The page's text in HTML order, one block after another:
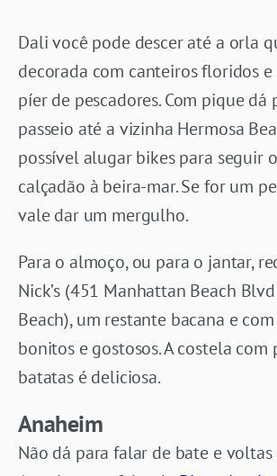
Dali você pode descer até a orla
decorada com canteiros floridos e
píer de pescadores. Com pique dá
passeio até a vizinha Hermosa
possível alugar bikes para seguir
calçadão à beira-mar. Se for um
vale dar um mergulho.
Para o almoço, ou para o jantar,
Nick’s (451 Manhattan Beach
Beach), um restante bacana e
bonitos e gostosos. A costela com
batatas é deliciosa.
Anaheim
Não dá para falar de bate e